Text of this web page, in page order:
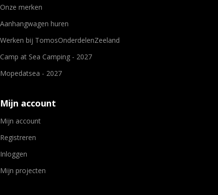
Onze merken
Aanhangwagen huren
Werken bij TomosOnderdelenZeeland
Camp at Sea Camping - 2027
Mopedatsea - 2027
Mijn account
Mijn account
Registreren
Inloggen
Mijn projecten